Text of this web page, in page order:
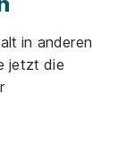
in anderen
jetzt die